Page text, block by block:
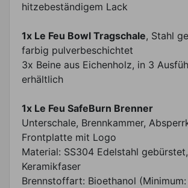
hitzebeständigem Lack
1x Le Feu Bowl Tragschale, Stahl
farbig pulverbeschichtet
3x Beine aus Eichenholz, in 3
erhältlich
1x Le Feu SafeBurn Brenner
Unterschale, Brennkammer,
Frontplatte mit Logo
Material: SS304 Edelstahl gebürstet,
Keramikfaser
Brennstoffart: Bioethanol (Minimum: